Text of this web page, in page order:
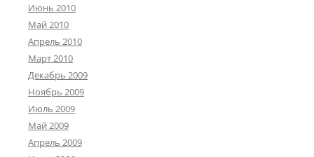
Июнь 2010
Май 2010
Апрель 2010
Март 2010
Декабрь 2009
Ноябрь 2009
Июль 2009
Май 2009
Апрель 2009